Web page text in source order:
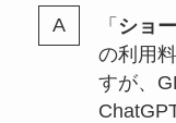
「 ショ
の利用
すが、